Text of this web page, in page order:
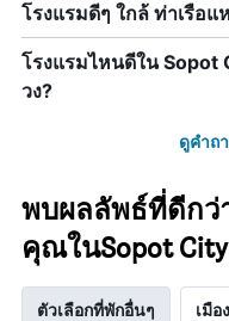
โรงแรมดีๆ ใกล้ ท่าเรือ
โรงแรมไหนดีใน Sopot
วง?
ดูคำถ
พบผลลัพธ์ที่ดีกว่
คุณในSopot
ตัวเลือกที่พักอื่นๆ เมื